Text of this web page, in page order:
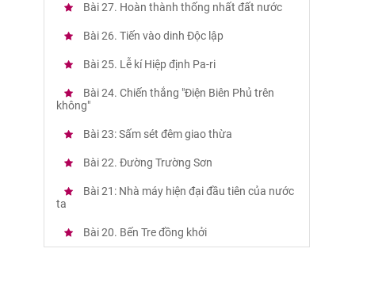
Bài 27. Hoàn thành thống nhất đất nước
Bài 26. Tiến vào dinh Độc lập
Bài 25. Lễ kí Hiệp định Pa-ri
Bài 24. Chiến thắng "Điện Biên Phủ trên
không"
Bài 23: Sấm sét đêm giao thừa
Bài 22. Đường Trường Sơn
Bài 21: Nhà máy hiện đại đầu tiên của nước
ta
Bài 20. Bến Tre đồng khởi